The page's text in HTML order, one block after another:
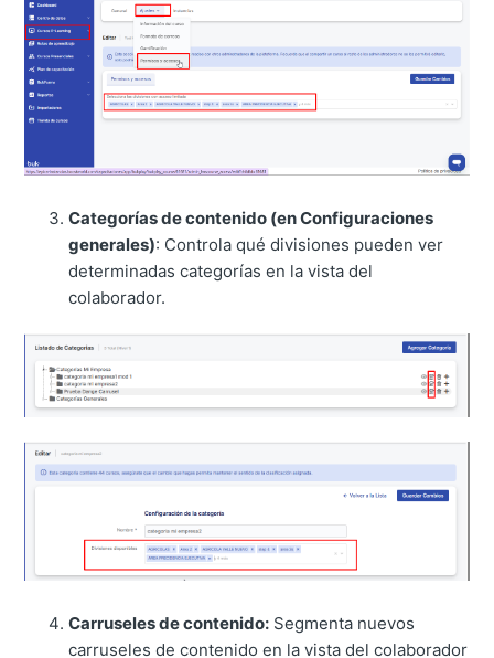
Categorías de contenido (en Configuraciones
generales): Controla qué divisiones pueden ver
determinadas categorías en la vista del
colaborador.
Carruseles de contenido: Segmenta nuevos
carruseles de contenido en la vista del colaborador